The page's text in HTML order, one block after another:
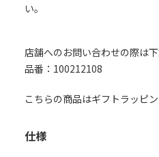
い。
店舗へのお問い合わせの際は
品番：100212108
こちらの商品はギフトラッピ
仕様